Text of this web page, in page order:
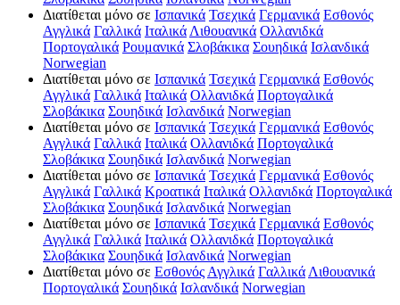
Διατίθεται μόνο σε Ισπανικά Τσεχικά Γερμανικά Εσθονός
Αγγλικά Γαλλικά Ιταλικά Λιθουανικά Ολλανιδκά
Πορτογαλικά Ρουμανικά Σλοβάκικα Σουηδικά Ισλανδικά
Norwegian
Διατίθεται μόνο σε Ισπανικά Τσεχικά Γερμανικά Εσθονός
Αγγλικά Γαλλικά Ιταλικά Ολλανιδκά Πορτογαλικά
Σλοβάκικα Σουηδικά Ισλανδικά Norwegian
Διατίθεται μόνο σε Ισπανικά Τσεχικά Γερμανικά Εσθονός
Αγγλικά Γαλλικά Ιταλικά Ολλανιδκά Πορτογαλικά
Σλοβάκικα Σουηδικά Ισλανδικά Norwegian
Διατίθεται μόνο σε Ισπανικά Τσεχικά Γερμανικά Εσθονός
Αγγλικά Γαλλικά Κροατικά Ιταλικά Ολλανιδκά Πορτογαλικά
Σλοβάκικα Σουηδικά Ισλανδικά Norwegian
Διατίθεται μόνο σε Ισπανικά Τσεχικά Γερμανικά Εσθονός
Αγγλικά Γαλλικά Ιταλικά Ολλανιδκά Πορτογαλικά
Σλοβάκικα Σουηδικά Ισλανδικά Norwegian
Διατίθεται μόνο σε Εσθονός Αγγλικά Γαλλικά Λιθουανικά
Πορτογαλικά Σουηδικά Ισλανδικά Norwegian